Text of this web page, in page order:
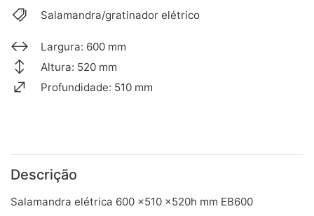
Salamandra/gratinador elétrico
Largura: 600 mm
Altura: 520 mm
Profundidade: 510 mm
Descrição
Salamandra elétrica 600 x510 x520h mm EB600